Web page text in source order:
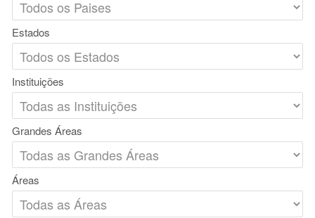
Estados
Instituições
Grandes Áreas
Áreas